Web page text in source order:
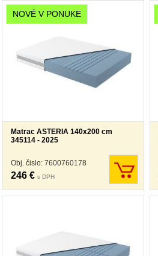
NOVÉ V PONUKE
Matrac ASTERIA 140x200 cm
345114 - 2025
Obj. čislo: 7600760178
246 € s DPH